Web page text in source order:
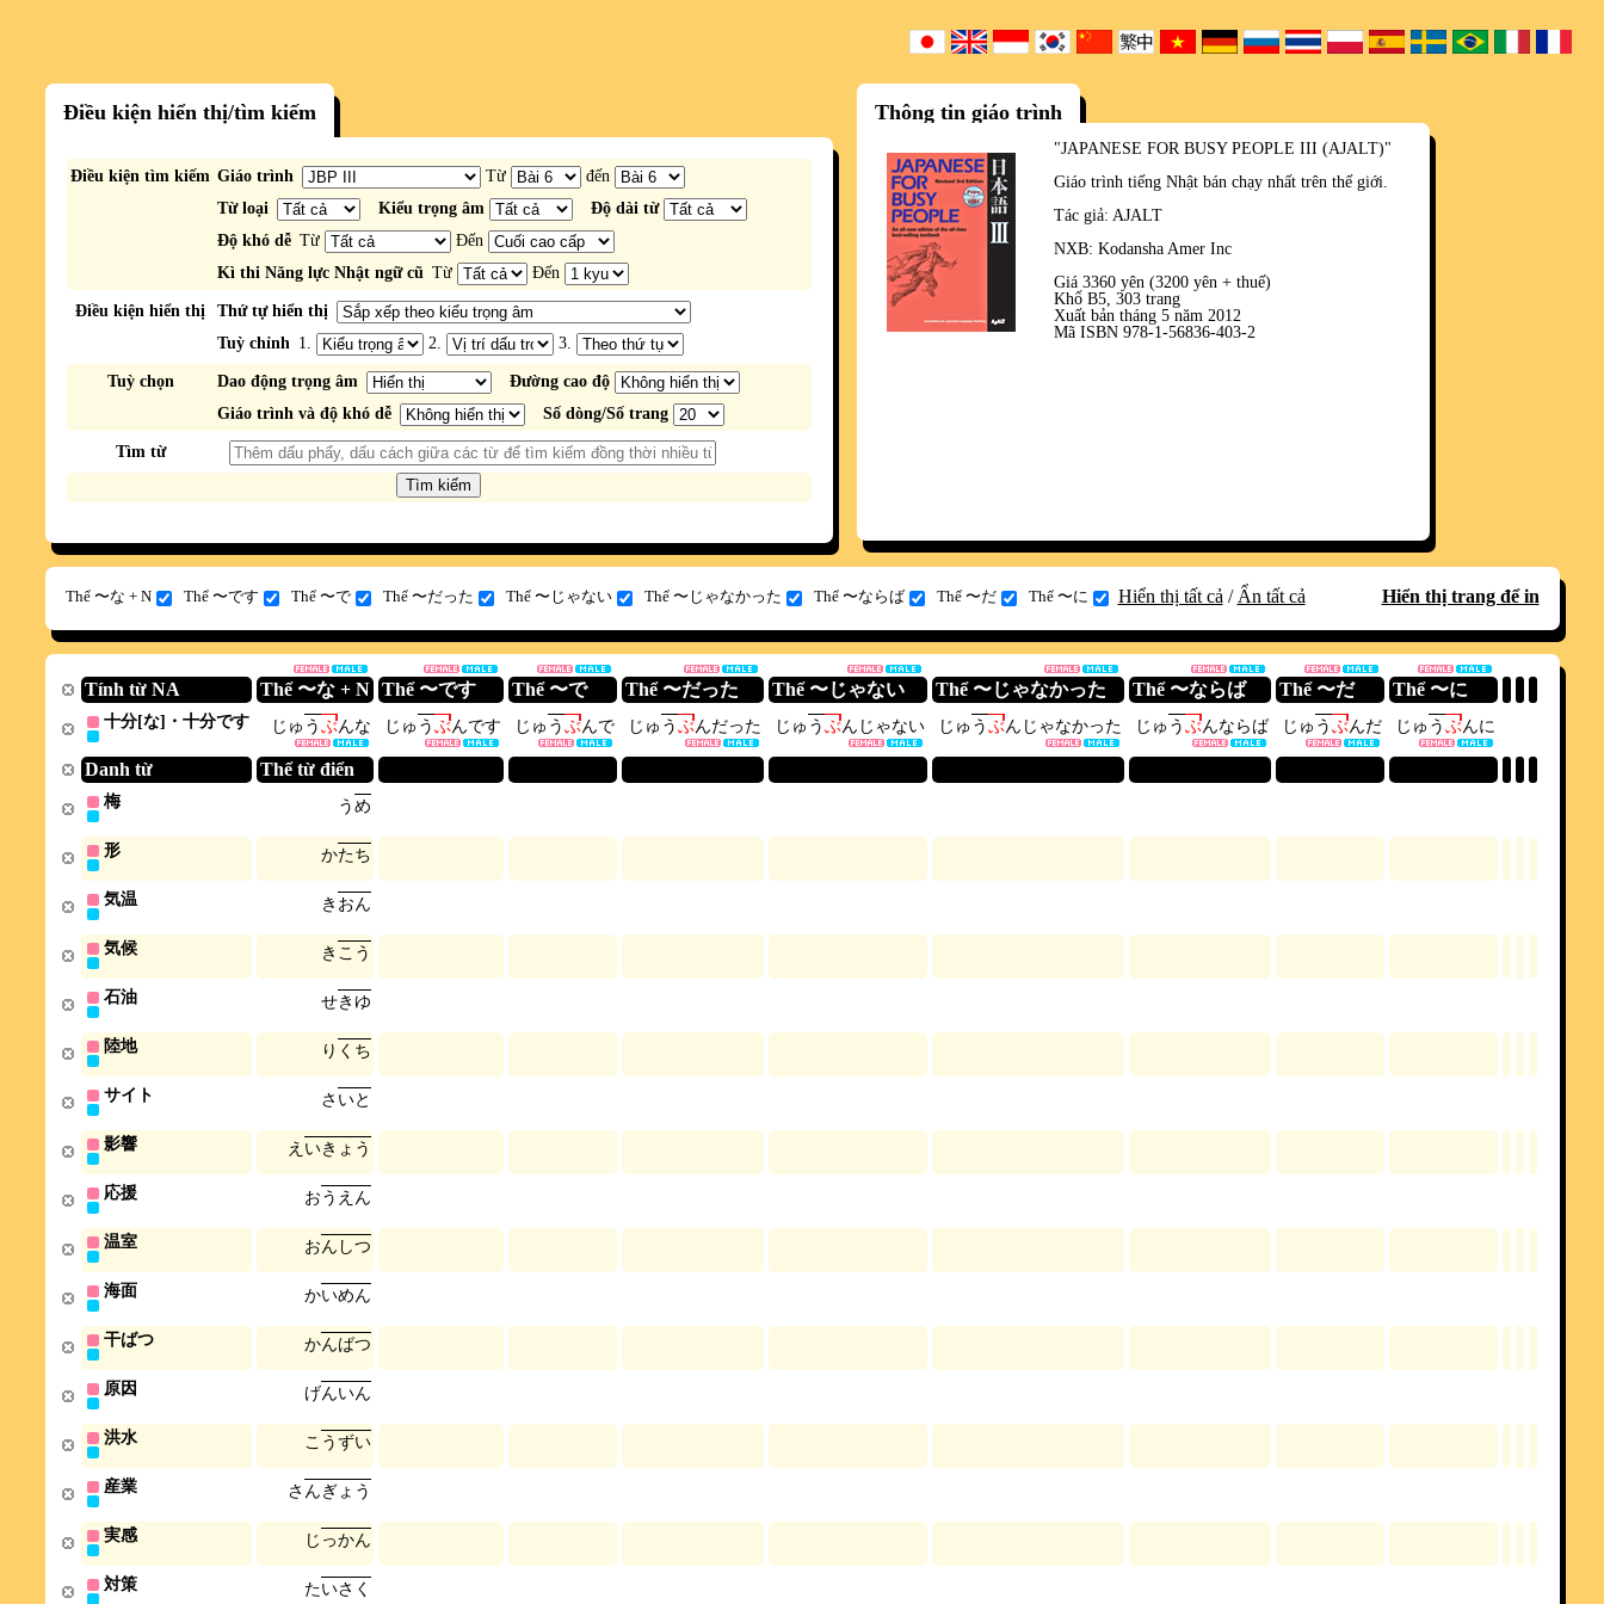
Điều kiện hiển thị/tìm kiếm
Điều kiện tìm kiếm Giáo trình Từ
đến
Từ loại
Kiểu trọng âm
Độ dài từ
Độ khó dễ Từ
Đến
Kì thi Năng lực Nhật ngữ cũ Từ Đến
Điều kiện hiển thị
Thứ tự hiển thị
Tuỳ chỉnh 1. 2. 3.
Tuỳ chọn Dao động trọng âm
Đường cao độ
Giáo trình và độ khó dễ
Số dòng/Số trang
Tìm từ
Thông tin giáo trình
"JAPANESE FOR BUSY PEOPLE III (AJALT)"
Giáo trình tiếng Nhật bán chạy nhất trên thế giới.
Tác giả: AJALT
NXB: Kodansha Amer Inc
Giá 3360 yên (3200 yên + thuế)
Khổ B5, 303 trang
Xuất bản tháng 5 năm 2012
Mã ISBN 978-1-56836-403-2
Thể 〜な + N Thể 〜です Thể 〜で Thể 〜だった Thể 〜じゃない Thể 〜じゃなかった Thể 〜ならば Thể 〜だ Thể 〜に Hiển thị tất cả / Ẩn tất cả Hiển thị trang để in
Tính từ NA Thể 〜な + N Thể 〜です Thể 〜で Thể 〜だった Thể 〜じゃない Thể 〜じゃなかった Thể 〜ならば Thể 〜だ Thể 〜に
十分[な]・十分です じ ゅ うぶんな じ ゅ うぶんです じ ゅ うぶんで じ ゅ うぶんだった じ ゅ うぶん じ ゃない じ ゅ うぶん じ ゃなかった じ ゅ うぶんならば じ ゅ うぶんだ じ ゅ うぶんに
Danh từ Thể từ điển
梅 うめ
形 かたち
気温 き おん
気候 き こ う
石油 せき ゆ
陸地 り く ち
サイト さ いと
影響 え いき ょ う
応援 おう え ん
温室 おん しつ
海面 かいめん
干ばつ かんばつ
原因 げんいん
洪水 こ うずい
産業 さ んぎょ う
実感 じ っかん
対策 たいさ く